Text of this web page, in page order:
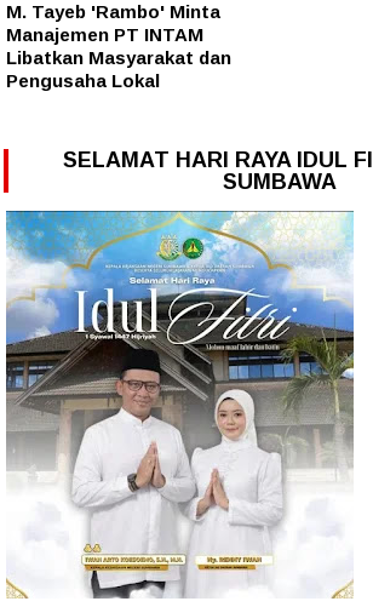
M. Tayeb 'Rambo' Minta
Manajemen PT INTAM
Libatkan Masyarakat dan
Pengusaha Lokal
SELAMAT HARI RAYA IDUL
SUMBAWA